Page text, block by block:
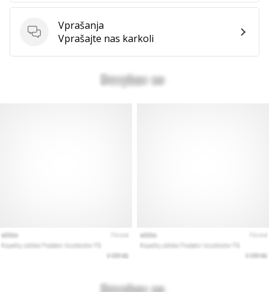
kot
ambasador/ka.
Vprašanja
Vprašanja
Vprašajte nas karkoli